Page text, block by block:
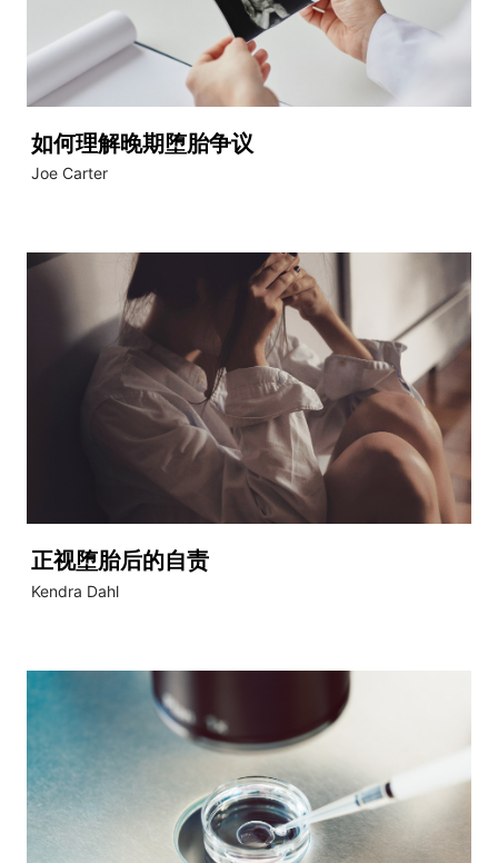
如何理解晚期堕胎争议
Joe Carter
正视堕胎后的自责
Kendra Dahl